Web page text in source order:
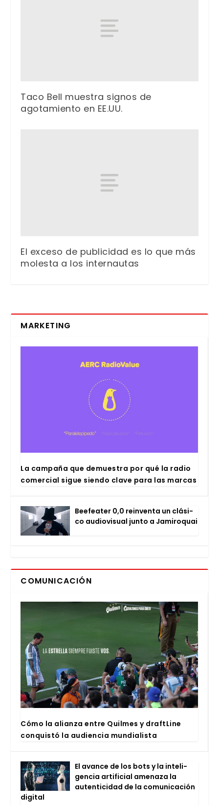
Taco Bell muestra signos de
agotamiento en EE.UU.
El exceso de publicidad es lo que más
molesta a los internautas
MARKETING
La cam­pa­ña que demues­tra por qué la radio
comer­cial sigue sien­do cla­ve para las mar­cas
Bee­fea­ter 0,0 rein­ven­ta un clá­si­
co audio­vi­sual jun­to a Jami­ro­quai
COMUNICACIÓN
Cómo la alian­za entre Quil­mes y draftLi­ne
con­quis­tó la audien­cia mun­dia­lis­ta
El avan­ce de los bots y la inte­li­
gen­cia arti­fi­cial ame­na­za la
auten­ti­ci­dad de la comu­ni­ca­ción
digi­tal